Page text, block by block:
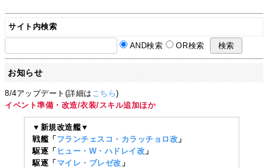
サイト内検索
AND検索 OR検索
お知らせ
8/4アップデート(詳細は こちら)
イベント準備・改造/衣装/スキル追加ほか
▼新規改造艦▼
戦艦「フランチェスコ・カラッチョロ改 」
駆逐「 ヒュー・W・ハドレイ改 」
駆逐「マイレ・ブレゼ改 」